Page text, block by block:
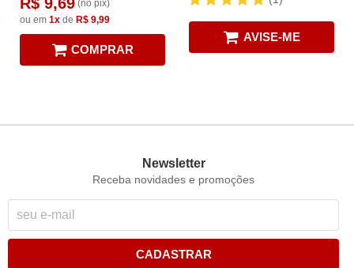
(no pix)
ou em 1x de R$ 9,99
COMPRAR
AVISE-ME
Newsletter
Receba novidades e promoções
CADASTRAR